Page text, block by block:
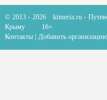
© 2013 - 2026 kimeria.ru -
Крыму
16+
Контакты
Добавить организацию